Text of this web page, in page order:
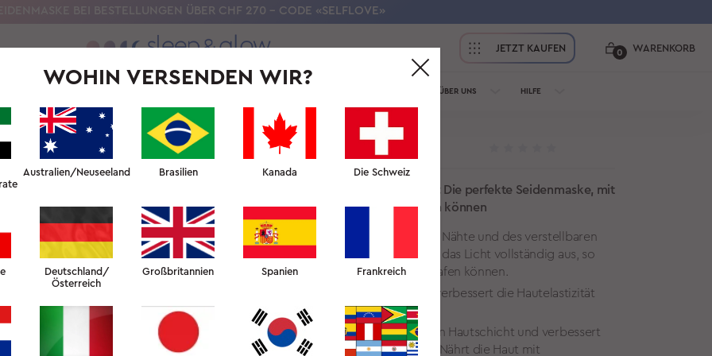
BEI BESTELLUNGEN ÜBER CHF 270 – CODE «SELFLOVE»
JETZT KAUFEN WARENKORB
0
ÜBER UNS HILFE
SEIDEN-SCHLAFMASKE "MONDFARN"
Der Erfolgsschlager unter den Schlafmasken: Die perfekte Seidenmaske, mit
der Sie sich auch tagsüber bequem ausruhen können
Die Maske passt sich dank der makellosen Nähte und des verstellbaren
Bandes perfekt Ihrem Gesicht an. Blendet das Licht vollständig aus, so
dass Sie zu jeder Zeit, Tag und Nacht, schlafen können.
22mm Maulbeerseide der Güteklasse 6A verbessert die Hautelastizität
und glättet feine Falten.
Versiegelt die Feuchtigkeit in der obersten Hautschicht und verbessert
somit die Wirksamkeit von Nachtcremes. Nährt die Haut mit
WOHIN VERSENDEN WIR?
Australien/Neuseeland Brasilien Kanada Die Schweiz
Deutschland/
Österreich
Großbritannien Spanien Frankreich